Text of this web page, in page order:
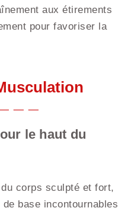
aux étirements
pour favoriser la
le haut du
corps sculpté et fort,
base incontournables